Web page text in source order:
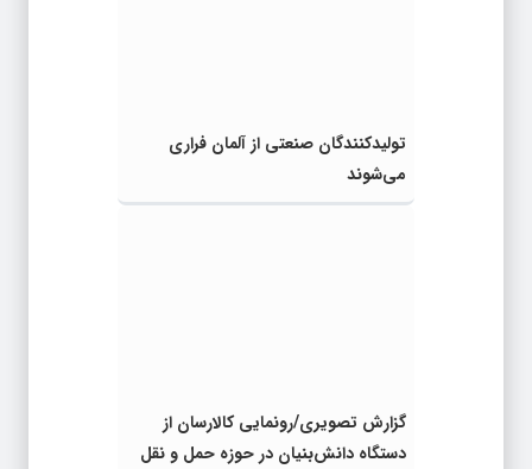
تولیدکنندگان صنعتی از آلمان فراری
می‌شوند
گزارش تصویری/رونمایی کالارسان از
دستگاه دانش‌بنیان در حوزه حمل و نقل